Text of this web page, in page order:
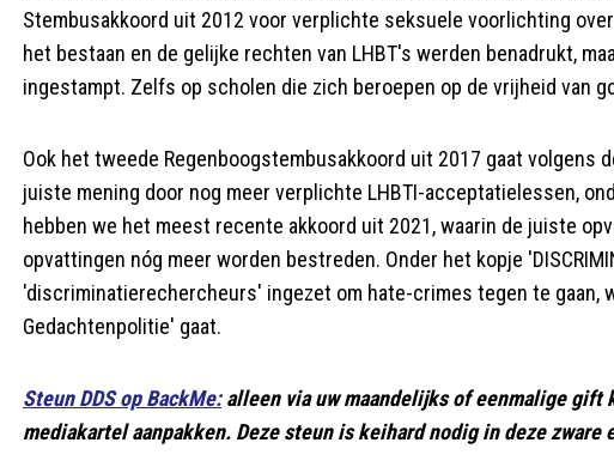
Stembusakkoord uit 2012 voor verplichte seksuele voorlichting
het bestaan en de gelijke rechten van LHBT's werden benadrukt,
ingestampt. Zelfs op scholen die zich beroepen op de vrijheid van
Ook het tweede Regenboogstembusakkoord uit 2017 gaat volgens
juiste mening door nog meer verplichte LHBTI-acceptatielessen,
hebben we het meest recente akkoord uit 2021, waarin de juiste
opvattingen nóg meer worden bestreden. Onder het kopje
'discriminatierechercheurs' ingezet om hate-crimes tegen te gaan,
Gedachtenpolitie' gaat.
Steun DDS op BackMe:alleen via uw maandelijks of eenmalige gift
mediakartel aanpakken. Deze steun is keihard nodig in deze zware